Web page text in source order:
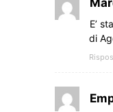
E’
di